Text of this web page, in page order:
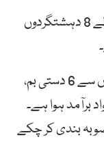
ترجمان سی ٹی ڈی کے مطابق فرار ہونے والے 8 دہشتگردوں
ترجمان نے مزید بتایا کہ ہلاک دہشتگردوں سے 6 دستی بم،
مواد برآمد ہوا ہے۔
بندی کر چکے